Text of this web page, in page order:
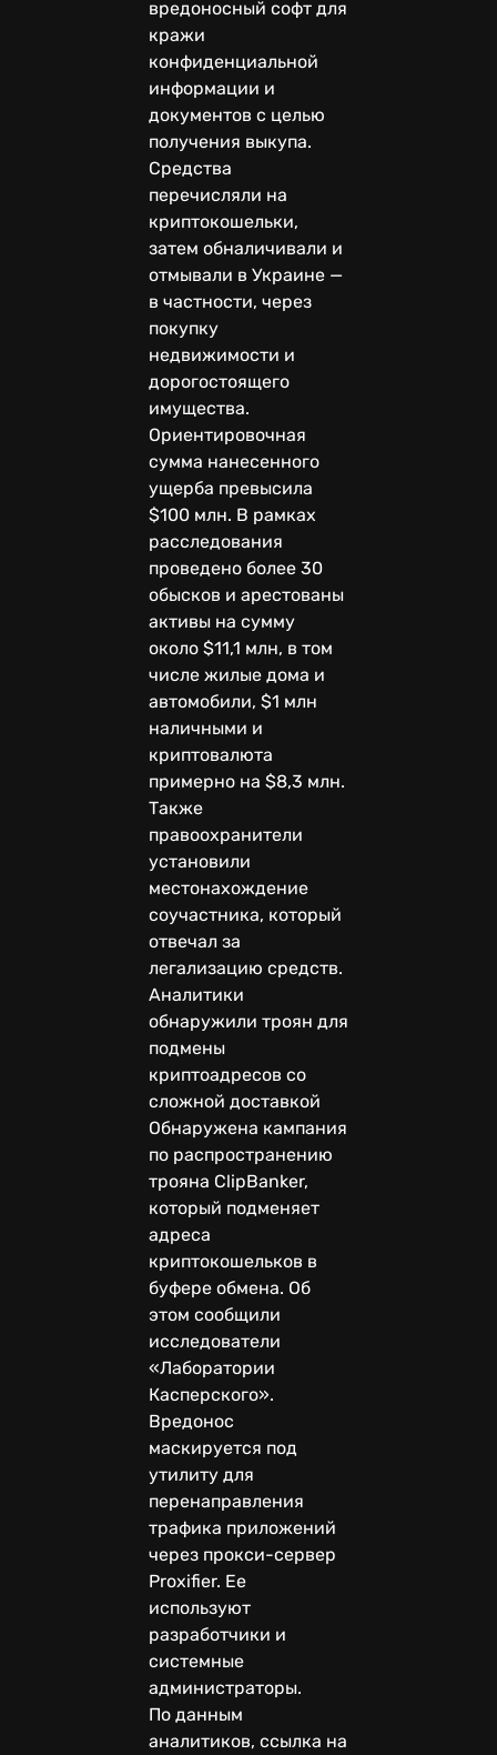
вредоносный софт для
кражи
конфиденциальной
информации и
документов с целью
получения выкупа.
Средства
перечисляли на
криптокошельки,
затем обналичивали и
отмывали в Украине —
в частности, через
покупку
недвижимости и
дорогостоящего
имущества.
Ориентировочная
сумма нанесенного
ущерба превысила
$100 млн. В рамках
расследования
проведено более 30
обысков и арестованы
активы на сумму
около $11,1 млн, в том
числе жилые дома и
автомобили, $1 млн
наличными и
криптовалюта
примерно на $8,3 млн.
Также
правоохранители
установили
местонахождение
соучастника, который
отвечал за
легализацию средств.
Аналитики
обнаружили троян для
подмены
криптоадресов со
сложной доставкой
Обнаружена кампания
по распространению
трояна ClipBanker,
который подменяет
адреса
криптокошельков в
буфере обмена. Об
этом сообщили
исследователи
«Лаборатории
Касперского».
Вредонос
маскируется под
утилиту для
перенаправления
трафика приложений
через прокси-сервер
Proxifier. Ее
используют
разработчики и
системные
администраторы.
По данным
аналитиков, ссылка на